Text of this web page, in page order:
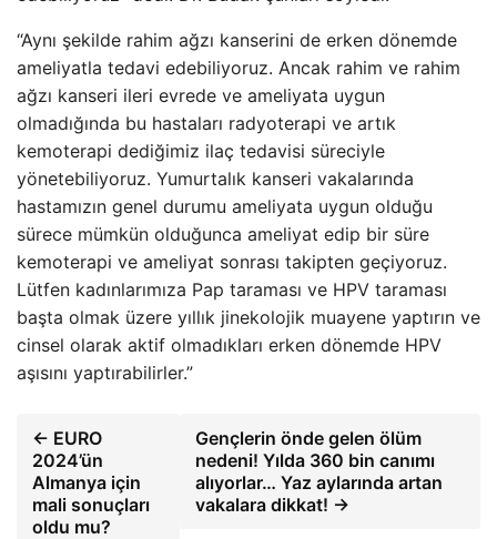
“Aynı şekilde rahim ağzı kanserini de erken dönemde
ameliyatla tedavi edebiliyoruz. Ancak rahim ve rahim
ağzı kanseri ileri evrede ve ameliyata uygun
olmadığında bu hastaları radyoterapi ve artık
kemoterapi dediğimiz ilaç tedavisi süreciyle
yönetebiliyoruz. Yumurtalık kanseri vakalarında
hastamızın genel durumu ameliyata uygun olduğu
sürece mümkün olduğunca ameliyat edip bir süre
kemoterapi ve ameliyat sonrası takipten geçiyoruz.
Lütfen kadınlarımıza Pap taraması ve HPV taraması
başta olmak üzere yıllık jinekolojik muayene yaptırın ve
cinsel olarak aktif olmadıkları erken dönemde HPV
aşısını yaptırabilirler.”
← EURO
2024’ün
Almanya için
mali sonuçları
oldu mu?
Gençlerin önde gelen ölüm
nedeni! Yılda 360 bin canımı
alıyorlar… Yaz aylarında artan
vakalara dikkat! →